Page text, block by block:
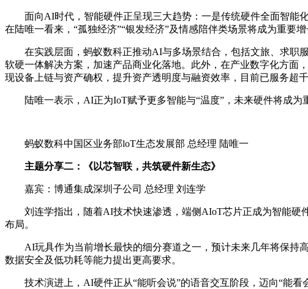
面向AI时代，智能硬件正呈现三大趋势：一是传统硬件全面智能
在陆唯一看来，“孤独经济”“银发经济”及情感陪伴类场景将成为重要增
在实践层面，蚂蚁数科正推动AI与多场景结合，包括文旅、求职
软硬一体解决方案，加速产品商业化落地。此外，在产业数字化方面
现设备上链与资产确权，提升资产透明度与融资效率，目前已服务超千
陆唯一表示，AI正为IoT赋予更多智能与“温度”，未来硬件将成
蚂蚁数科中国区业务部loT生态发展部 总经理 陆唯一
主题分享二：《以芯智联，共筑硬件新生态》
嘉宾：博通集成深圳子公司 总经理 刘连学
刘连学指出，随着AI技术快速渗透，端侧AIoT芯片正成为智能硬
布局。
AI玩具作为当前增长最快的细分赛道之一，预计未来几年将保持
数据安全及低功耗等能力提出更高要求。
技术演进上，AI硬件正从“能听会说”的语音交互阶段，迈向“能